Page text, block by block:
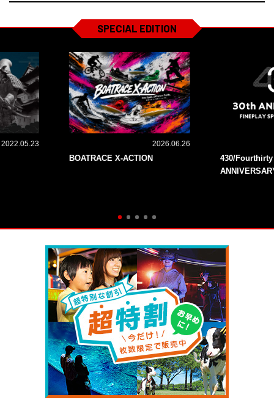
SPECIAL EDITION
2022.05.23 2026.06.26
BOATRACE X-ACTION
430/